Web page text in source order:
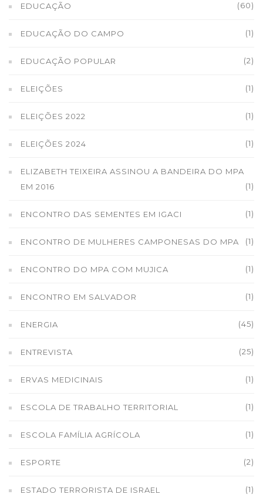
EDUCAÇÃO (60)
EDUCAÇÃO DO CAMPO (1)
EDUCAÇÃO POPULAR (2)
ELEIÇÕES (1)
ELEIÇÕES 2022 (1)
ELEIÇÕES 2024 (1)
ELIZABETH TEIXEIRA ASSINOU A BANDEIRA DO MPA
EM 2016
(1)
ENCONTRO DAS SEMENTES EM IGACI (1)
ENCONTRO DE MULHERES CAMPONESAS DO MPA (1)
ENCONTRO DO MPA COM MUJICA (1)
ENCONTRO EM SALVADOR (1)
ENERGIA (45)
ENTREVISTA (25)
ERVAS MEDICINAIS (1)
ESCOLA DE TRABALHO TERRITORIAL (1)
ESCOLA FAMÍLIA AGRÍCOLA (1)
ESPORTE (2)
ESTADO TERRORISTA DE ISRAEL (1)